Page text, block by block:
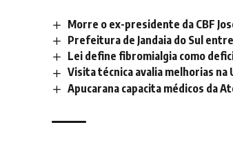
Morre o ex-presidente da CBF
Prefeitura de Jandaia do Sul
Lei define fibromialgia como
Visita técnica avalia melhorias na
Apucarana capacita médicos da